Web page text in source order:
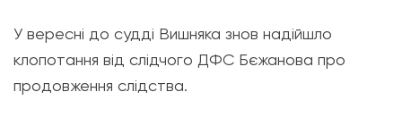
У вересні до судді Вишняка знов надійшло
клопотання від слідчого ДФС Бєжанова про
продовження слідства.